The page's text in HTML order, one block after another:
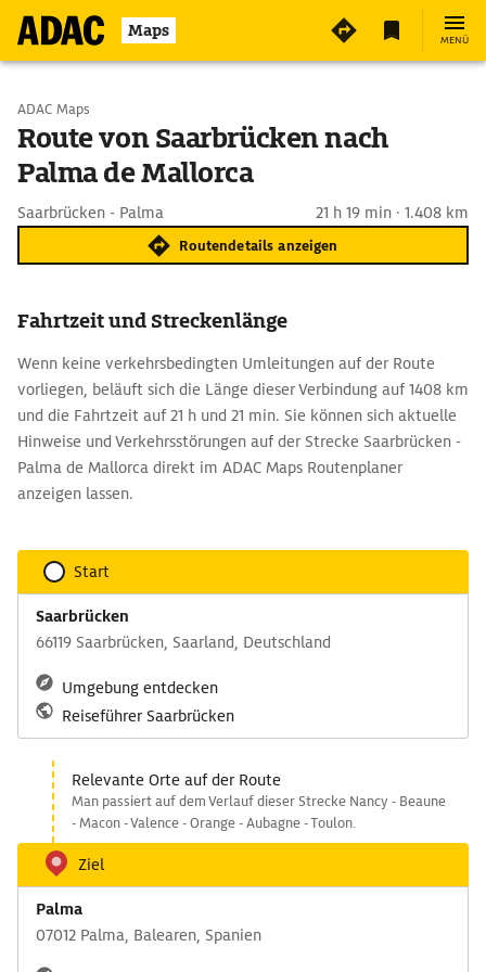
Maps MENÜ
Start wählen
Ziel eingeben
ADAC Maps
Route von Saarbrücken nach
Palma de Mallorca
Saarbrücken - Palma 21 h 19 min · 1.408 km
Routendetails anzeigen
Fahrtzeit und Streckenlänge
Wenn keine verkehrsbedingten Umleitungen auf der Route
vorliegen, beläuft sich die Länge dieser Verbindung auf 1408 km
und die Fahrtzeit auf 21 h und 21 min. Sie können sich aktuelle
Hinweise und Verkehrsstörungen auf der Strecke Saarbrücken -
Palma de Mallorca direkt im ADAC Maps Routenplaner
anzeigen lassen.
Start
Saarbrücken
66119 Saarbrücken, Saarland, Deutschland
Umgebung entdecken
Reiseführer Saarbrücken
Relevante Orte auf der Route
Man passiert auf dem Verlauf dieser Strecke Nancy - Beaune
- Macon - Valence - Orange - Aubagne - Toulon.
Ziel
Palma
07012 Palma, Balearen, Spanien